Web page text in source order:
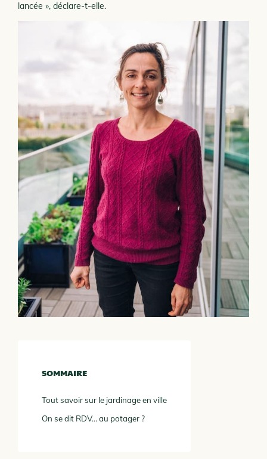
lancée », déclare-t-elle.
SOMMAIRE
Tout savoir sur le jardinage en ville
On se dit RDV… au potager ?